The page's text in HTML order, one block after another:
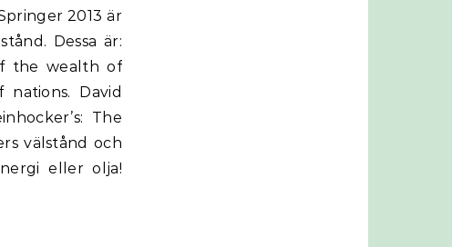
2013 är
Dessa är:
the wealth of
David
The
välstånd och
eller olja!